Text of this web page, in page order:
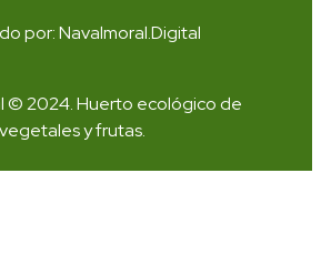
por:Navalmoral.Digital
© 2024. Huerto ecológico de
vegetales y frutas.